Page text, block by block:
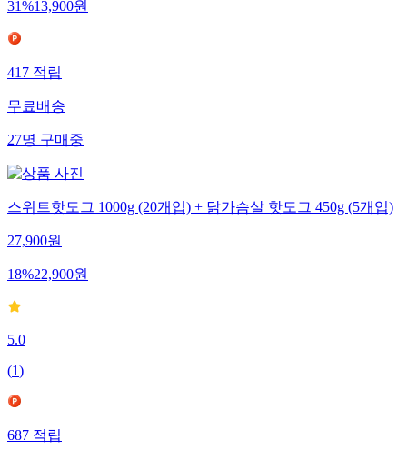
31%13,900원
417적립
무료배송
27명구매중
스위트핫도그 1000g (20개입) + 닭가슴살 핫도그 450g (5개입)
27,900원
18%22,900원
5.0
(1)
687적립